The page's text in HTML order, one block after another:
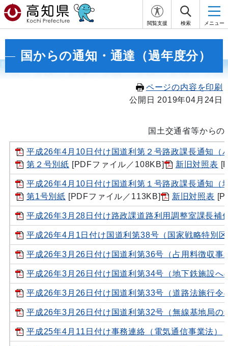
閲覧支援 検索 メニュー
国からの通知・通達（過年度分）
ページの内容を印刷
公開日 2019年04月24日
国土交通省等から
平成26年4月10日付け国道利第２号路政課長通知（
第２号別紙 [PDFファイル／108KB] 新旧対照表
平成26年4月10日付け国道利第１号路政課長通知（
第1号別紙 [PDFファイル／113KB] 新旧対照表
平成26年3月28日付け路政課道路利用調整室課長補
平成26年4月1日付け国道利第38号（国家戦略特別
平成26年3月26日付け国道利第36号（占用料徴収事
平成26年3月26日付け国道利第34号（地下鉄施設へ
平成26年3月26日付け国道利第33号（道路法施行
平成26年3月26日付け国道利第32号（無線基地局の
平成25年4月11日付け事務連絡（電気通信事業法）